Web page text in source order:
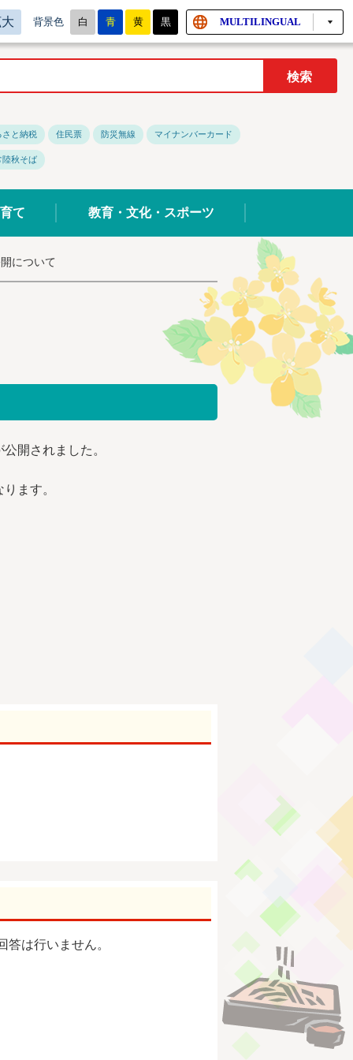
背景色 白 青 黄 黒 MULTILINGUAL
さと納税 住民票 防災無線 マイナンバーカード
陸秋そば
て 教育・文化・スポーツ
について
開されました。
ます。
は行いません。